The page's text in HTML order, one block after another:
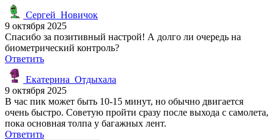
Сергей_Новичок
9 октября 2025
Спасибо за позитивный настрой! А долго ли очередь на
биометрический контроль?
Ответить
Екатерина_Отдыхала
9 октября 2025
В час пик может быть 10-15 минут, но обычно двигается
очень быстро. Советую пройти сразу после выхода с самолета,
пока основная толпа у багажных лент.
Ответить